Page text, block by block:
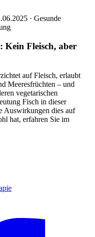
· Gesunde
Kein Fleisch, aber
auf Fleisch, erlaubt
Meeresfrüchten – und
vegetarischen
Fisch in dieser
Auswirkungen dies auf
hat, erfahren Sie im